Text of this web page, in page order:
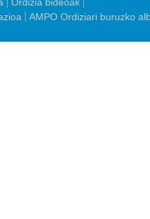
AMPO Ordiziari buruzko